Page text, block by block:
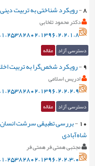
8
-رويكرد شناختی به تربیت دینی
دکتر محمود تلخابی
دسترسی آزاد مقاله
9
-رویکرد شخص‌گرا به تربیت
ادریس اسلامی
دسترسی آزاد مقاله
10
-بررسی تطبیقی سرشت انسان
شاه‌آبادی
مجتبی همتی فر همتی فر